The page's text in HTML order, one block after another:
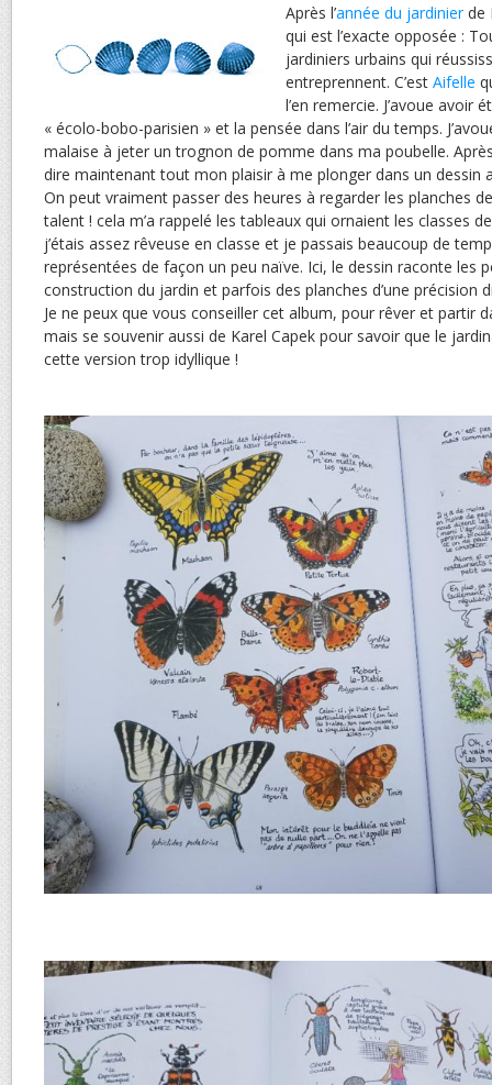
Après l’année du jardinierde
qui est l’exacte opposée :
jardiniers urbains qui
entreprennent. C’est Aifelle
l’en remercie. J’avoue avoir
« écolo-bobo-parisien » et la pensée dans l’air du temps.
malaise à jeter un trognon de pomme dans ma poubelle.
dire maintenant tout mon plaisir à me plonger dans un dessin
On peut vraiment passer des heures à regarder les planches
talent ! cela m’a rappelé les tableaux qui ornaient les classes
j’étais assez rêveuse en classe et je passais beaucoup de
représentées de façon un peu naïve. Ici, le dessin raconte les
construction du jardin et parfois des planches d’une précision
Je ne peux que vous conseiller cet album, pour rêver et partir
mais se souvenir aussi de Karel Capek pour savoir que le
cette version trop idyllique !